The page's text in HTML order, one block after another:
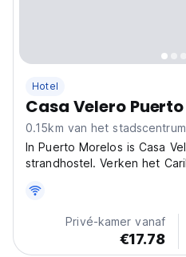
Hotel
Casa Velero
0.15km van het stadscentrum
In Puerto Morelos is Casa
strandhostel. Verken het
lokale cultuur zoeken in
Privé-kamer vanaf
€17.78